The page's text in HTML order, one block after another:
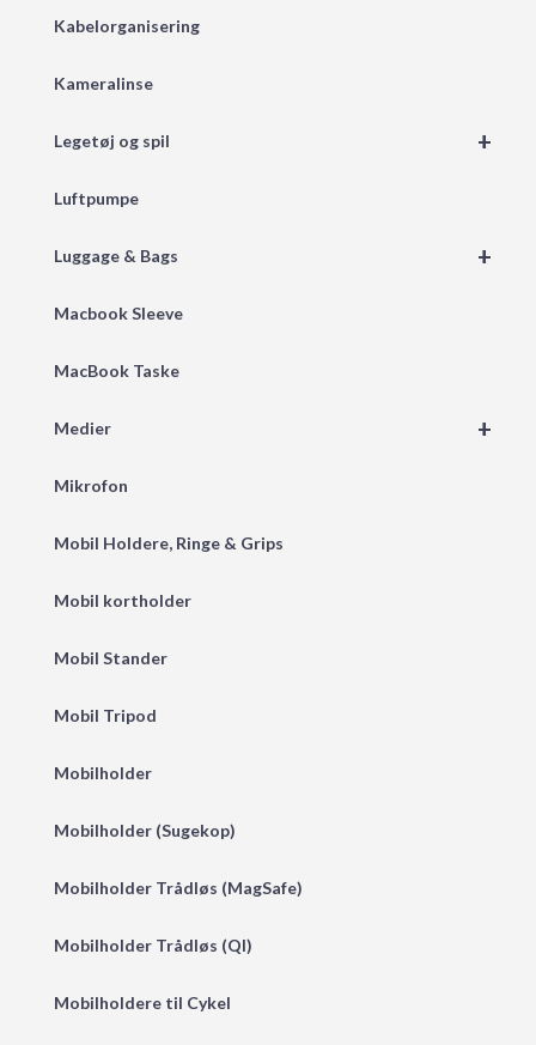
Kabelorganisering
Kameralinse
+
Legetøj og spil
Luftpumpe
+
Luggage & Bags
Macbook Sleeve
MacBook Taske
+
Medier
Mikrofon
Mobil Holdere, Ringe & Grips
Mobil kortholder
Mobil Stander
Mobil Tripod
Mobilholder
Mobilholder (Sugekop)
Mobilholder Trådløs (MagSafe)
Mobilholder Trådløs (QI)
Mobilholdere til Cykel